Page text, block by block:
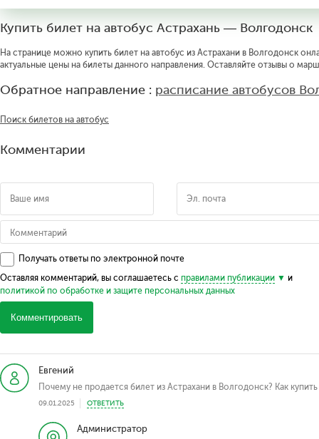
Купить билет на автобус Астрахань — Волгодонск
На странице можно купить билет на автобус из Астрахани в Волгодонск
актуальные цены на билеты данного направления. Оставляйте отзывы о
Обратное направление : расписание автобусов
Поиск билетов на автобус
Комментарии
Получать ответы по электронной почте
Оставляя комментарий, вы соглашаетесь с правилами публикации
и
политикой по обработке и защите персональных данных
Комментировать
Евгений
Почему не продается билет из Астрахани в Волгодонск? Как купить
09.01.2025 ОТВЕТИТЬ
Администратор